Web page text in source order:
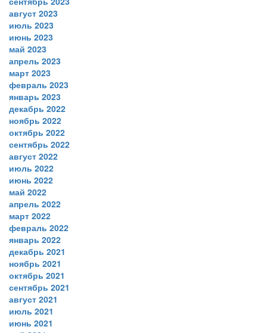
август 2023
июль 2023
июнь 2023
май 2023
апрель 2023
март 2023
февраль 2023
январь 2023
декабрь 2022
ноябрь 2022
октябрь 2022
сентябрь 2022
август 2022
июль 2022
июнь 2022
май 2022
апрель 2022
март 2022
февраль 2022
январь 2022
декабрь 2021
ноябрь 2021
октябрь 2021
сентябрь 2021
август 2021
июль 2021
июнь 2021